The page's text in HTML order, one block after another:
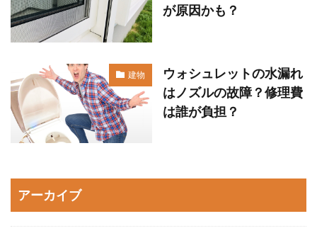
が原因かも？
建物
ウォシュレットの水漏れ
はノズルの故障？修理費
は誰が負担？
アーカイブ